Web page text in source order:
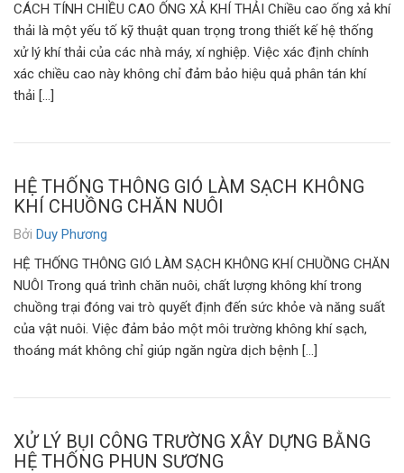
CÁCH TÍNH CHIỀU CAO ỐNG XẢ KHÍ THẢI Chiều cao ống xả khí
thải là một yếu tố kỹ thuật quan trọng trong thiết kế hệ thống
xử lý khí thải của các nhà máy, xí nghiệp. Việc xác định chính
xác chiều cao này không chỉ đảm bảo hiệu quả phân tán khí
thải […]
HỆ THỐNG THÔNG GIÓ LÀM SẠCH KHÔNG
KHÍ CHUỒNG CHĂN NUÔI
Bởi Duy Phương
HỆ THỐNG THÔNG GIÓ LÀM SẠCH KHÔNG KHÍ CHUỒNG CHĂN
NUÔI Trong quá trình chăn nuôi, chất lượng không khí trong
chuồng trại đóng vai trò quyết định đến sức khỏe và năng suất
của vật nuôi. Việc đảm bảo một môi trường không khí sạch,
thoáng mát không chỉ giúp ngăn ngừa dịch bệnh […]
XỬ LÝ BỤI CÔNG TRƯỜNG XÂY DỰNG BẰNG
HỆ THỐNG PHUN SƯƠNG